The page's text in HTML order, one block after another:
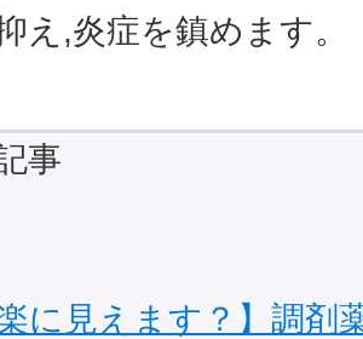
え,炎症を鎮めます。
事
に見えます？】調剤